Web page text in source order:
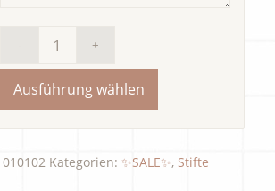
Ausführung wählen
010102 Kategorien: ✨SALE✨, Stifte